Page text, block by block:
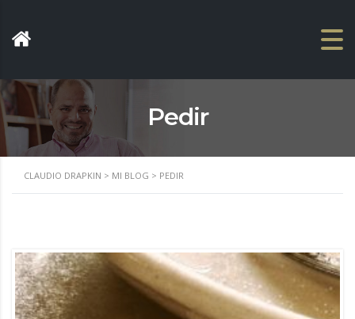
Pedir
CLAUDIO DRAPKIN > MI BLOG > PEDIR